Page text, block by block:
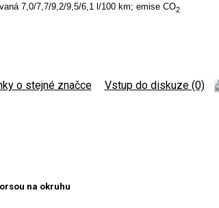
7,0/7,7/9,2/9,5/6,1 l/100 km; emise CO2
o stejné značce Vstup do diskuze (0)
na okruhu